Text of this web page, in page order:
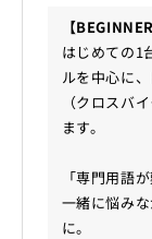
【
はじめての1
ルを中心に
（クロスバ
ます。
「専門用語
一緒に悩み
に。